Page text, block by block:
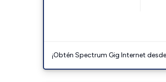
¡Obtén Spectrum Gig Internet